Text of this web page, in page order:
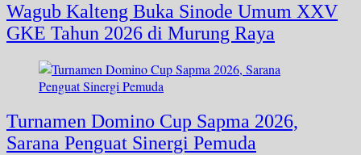
Wagub Kalteng Buka Sinode Umum XXV
GKE Tahun 2026 di Murung Raya
Turnamen Domino Cup Sapma 2026,
Sarana Penguat Sinergi Pemuda